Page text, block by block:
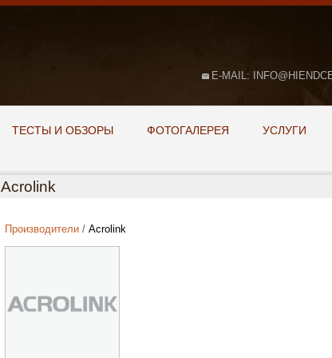
E-MAIL:
ТЕСТЫ И ОБЗОРЫ ФОТОГАЛЕРЕЯ УСЛУГИ
Acrolink
Строка навигации
Производители Acrolink